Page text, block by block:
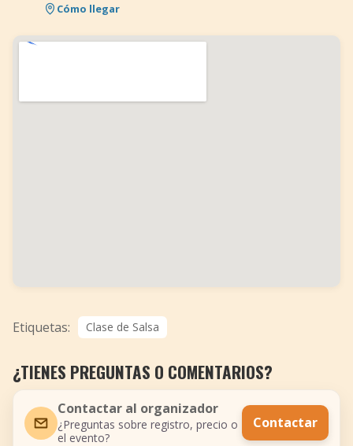
Cómo llegar
Etiquetas: Clase de Salsa
¿TIENES PREGUNTAS O COMENTARIOS?
Contactar al organizador
¿Preguntas sobre registro, precio o
el evento?
Contactar